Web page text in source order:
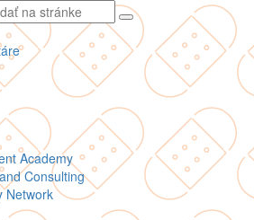
Academy
Consulting
Network